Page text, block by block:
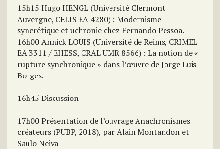
15h15 Hugo HENGL (Université Clermont
Auvergne, CELIS EA 4280) : Modernisme
syncrétique et uchronie chez Fernando Pessoa.
16h00 Annick LOUIS (Université de Reims, CRIMEL
EA 3311 / EHESS, CRAL UMR 8566) : La notion de «
rupture synchronique » dans l’œuvre de Jorge Luis
Borges.
16h45 Discussion
17h00 Présentation de l’ouvrage Anachronismes
créateurs (PUBP, 2018), par Alain Montandon et
Saulo Neiva